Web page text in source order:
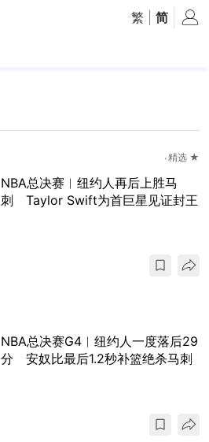
繁 简
精选 ★
NBA总决赛︱纽约人再后上胜马
刺 Taylor Swift为首巨星见证封王
NBA总决赛G4︱纽约人一度落后29
分 安奴比最后1.2秒补篮绝杀马刺